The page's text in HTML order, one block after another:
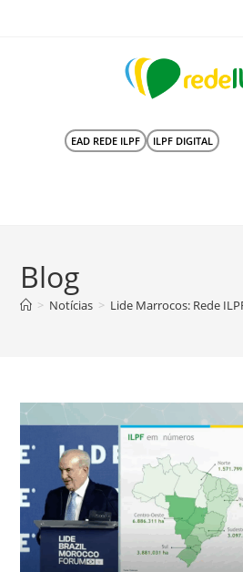
EAD REDE ILPF ILPF DIGITAL
Blog
> Notícias > Lide Marrocos: Rede